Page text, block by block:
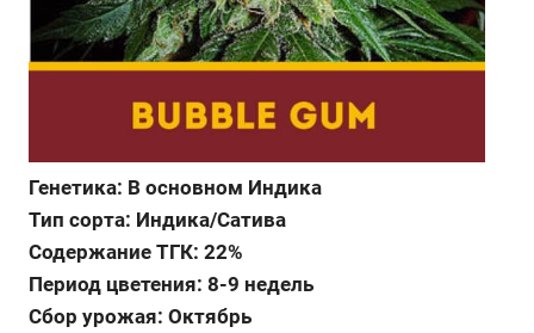
Генетика: В основном Индика
Тип сорта: Индика/Сатива
Содержание ТГК: 22%
Период цветения: 8-9 недель
Сбор урожая: Октябрь